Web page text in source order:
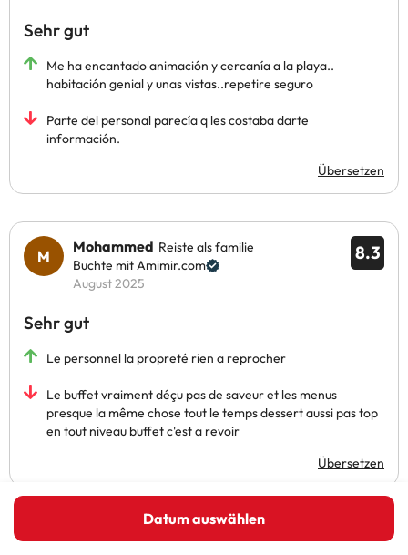
Datum auswählen
Sehr gut
Me ha encantado animación y cercanía a la playa..
habitación genial y unas vistas..repetire seguro
Parte del personal parecía q les costaba darte
información.
Übersetzen
8.3
Mohammed Reiste als familie
Buchte mit Amimir.com
August 2025
Sehr gut
Le personnel la propreté rien a reprocher
Le buffet vraiment déçu pas de saveur et les menus
presque la même chose tout le temps dessert aussi pas top
en tout niveau buffet c'est a revoir
Übersetzen
Mehr Bewertungen anzeigen